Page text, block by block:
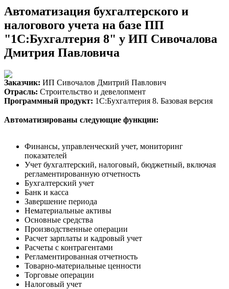
Автоматизация бухгалтерского и
налогового учета на базе ПП
"1С:Бухгалтерия 8" у ИП Сивочалова
Дмитрия Павловича
Заказчик: ИП Сивочалов Дмитрий Павлович
Отрасль: Строительство и девелопмент
Программный продукт: 1С:Бухгалтерия 8. Базовая версия
Автоматизированы следующие функции:
Финансы, управленческий учет, мониторинг
показателей
Учет бухгалтерский, налоговый, бюджетный, включая
регламентированную отчетность
Бухгалтерский учет
Банк и касса
Завершение периода
Нематериальные активы
Основные средства
Производственные операции
Расчет зарплаты и кадровый учет
Расчеты с контрагентами
Регламентированная отчетность
Товарно-материальные ценности
Торговые операции
Налоговый учет